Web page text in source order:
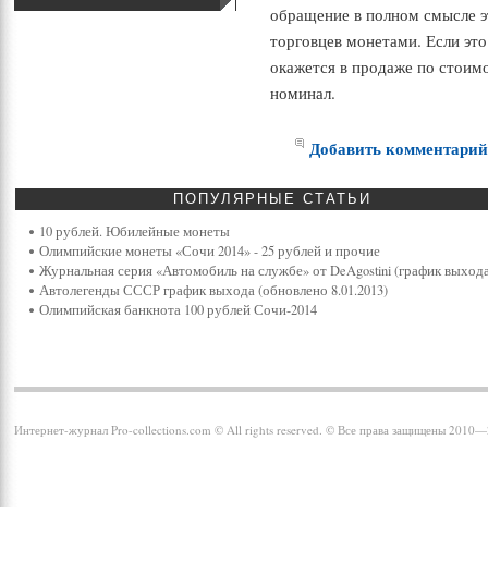
обращение в полном смысле
торговцев монетами. Если
окажется в продаже по
номинал.
Добавить комментарий
ПОПУЛЯРНЫЕ СТАТЬИ
10 рублей. Юбилейные монеты
Олимпийские монеты «Сочи 2014» - 25 рублей и прочие
Журнальная серия «Автомобиль на службе» от DeAgostini (график
Автолегенды СССР график выхода (обновлено 8.01.2013)
Олимпийская банкнота 100 рублей Сочи-2014
Интернет-журнал Pro-collections.com © All rights reserved. © Все права защищены